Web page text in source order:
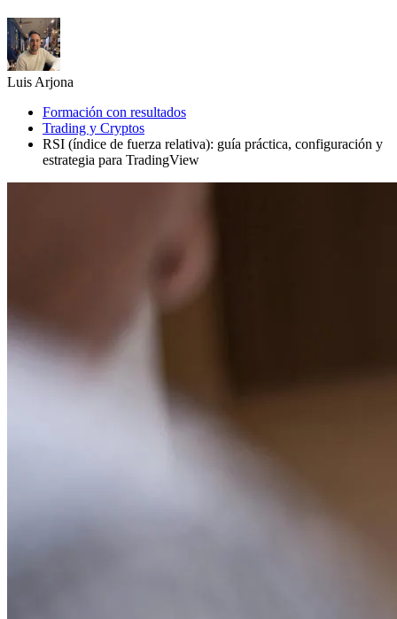
Luis Arjona
Formación con resultados
Trading y Cryptos
RSI (índice de fuerza relativa): guía práctica, configuración y
estrategia para TradingView